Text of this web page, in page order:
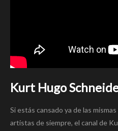
Kurt Hugo
Si estás cansado ya de las
artistas de siempre, el canal de